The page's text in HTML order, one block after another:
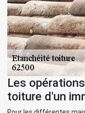
Les
toiture d'un